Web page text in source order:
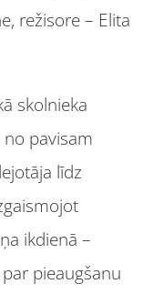
režisore – Elita
skolnieka
pavisam
līdz
ikdienā –
pieaugšanu